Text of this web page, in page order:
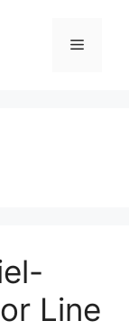
Menü
Line